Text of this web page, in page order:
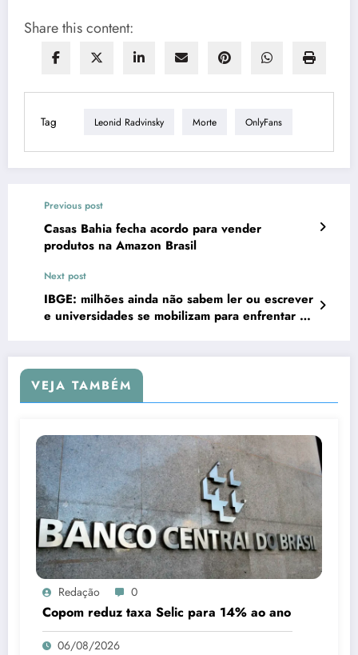
Share this content:
Tag Leonid Radvinsky Morte OnlyFans
Previous post
Casas Bahia fecha acordo para vender
produtos na Amazon Brasil
Next post
IBGE: milhões ainda não sabem ler ou escrever
e universidades se mobilizam para enfrentar o
VEJA TAMBÉM
Redação 0
Copom reduz taxa Selic para 14% ao ano
06/08/2026